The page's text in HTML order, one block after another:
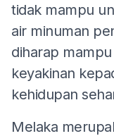
tidak mampu
air minuman
diharap
keyakinan
kehidupan
Melaka